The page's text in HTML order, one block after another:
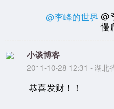
@李峰的世界 @
慢
小谈博客
2011-10-28 12:31 - 湖北
恭喜发财！！